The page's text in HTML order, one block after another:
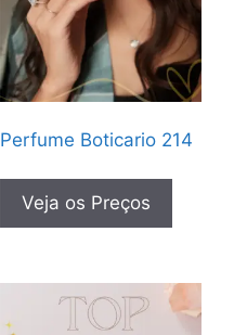
Perfume Boticario 214
Veja os Preços